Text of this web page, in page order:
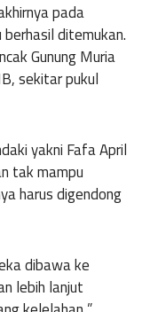
pada
ditemukan.
Gunung Muria
sekitar pukul
yakni Fafa April
tak mampu
harus digendong
dibawa ke
lebih lanjut